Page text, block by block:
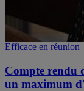
Efficace en réunion
Compte rendu
un maximum